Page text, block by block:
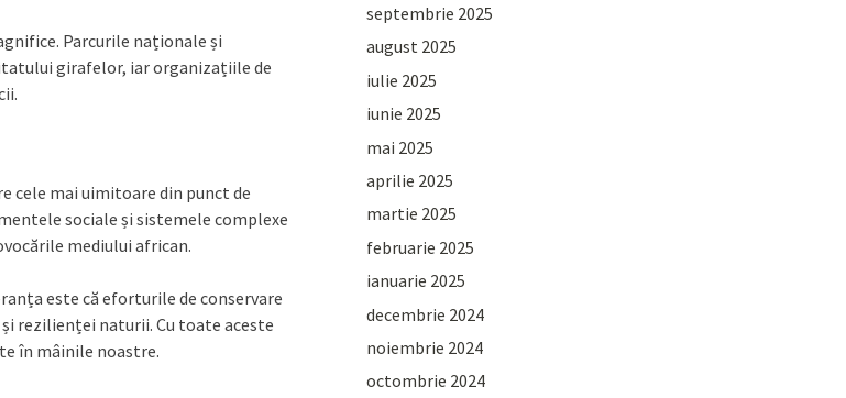
Parcurile naționale și
girafelor, iar organizațiile de
cele mai uimitoare din punct de
sociale și sistemele complexe
mediului african.
este că eforturile de conservare
rezilienței naturii. Cu toate aceste
în mâinile noastre.
septembrie 2025
august 2025
iulie 2025
iunie 2025
mai 2025
aprilie 2025
martie 2025
februarie 2025
ianuarie 2025
decembrie 2024
noiembrie 2024
octombrie 2024